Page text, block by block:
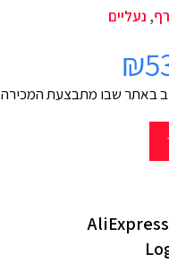
, נעליים
₪
באתר שבו מתבצעת המכירה